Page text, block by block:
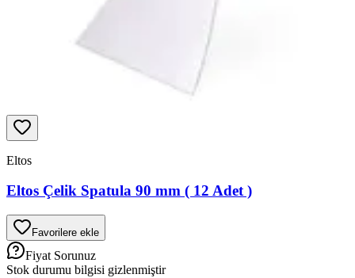
Eltos
Eltos Çelik Spatula 90 mm ( 12 Adet )
Favorilere ekle
Fiyat Sorunuz
Stok durumu bilgisi gizlenmiştir